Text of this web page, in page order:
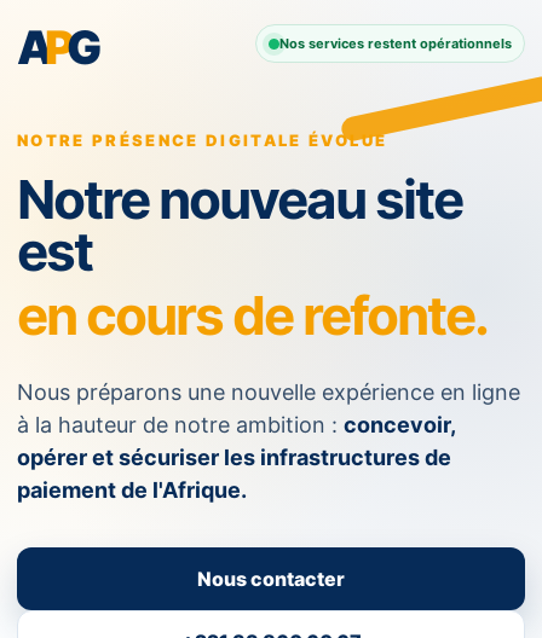
APG Nos services restent opérationnels
NOTRE PRÉSENCE DIGITALE ÉVOLUE
Notre nouveau site
est
en cours de refonte.
Nous préparons une nouvelle expérience en ligne
à la hauteur de notre ambition : concevoir,
opérer et sécuriser les infrastructures de
paiement de l'Afrique.
Nous contacter